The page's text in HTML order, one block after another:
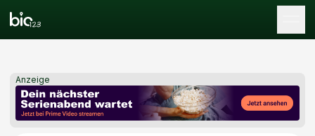
Anzeige